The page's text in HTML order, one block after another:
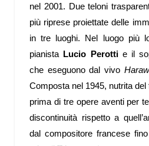
nel 2001. Due teloni
più riprese proiettate delle
in tre luoghi. Nel luogo più
pianista Lucio Perotti e il
che eseguono dal vivo
Composta nel 1945, nutrita
prima di tre opere aventi per
discontinuità rispetto a
dal compositore francese